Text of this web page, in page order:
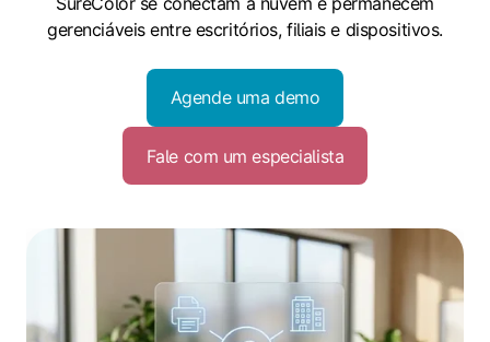
gerenciáveis entre escritórios, filiais e dispositivos.
Agende uma demo
Fale com um especialista